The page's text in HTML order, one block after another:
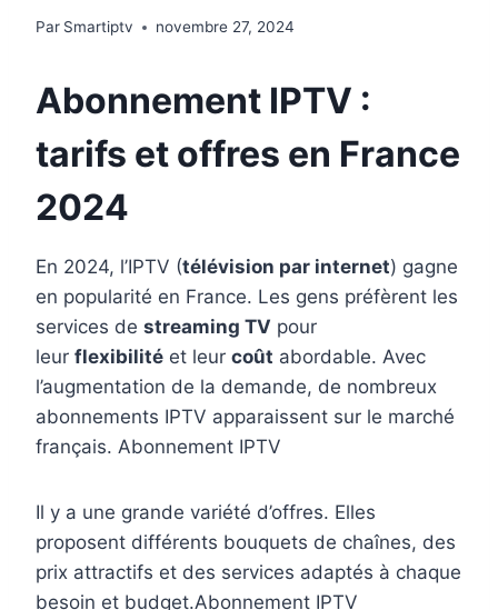
Par Smartiptv novembre 27, 2024
Abonnement IPTV :
tarifs et offres en France
2024
En 2024, l’IPTV (télévision par internet) gagne
en popularité en France. Les gens préfèrent les
services de streaming TV pour
leur flexibilité et leur coût abordable. Avec
l’augmentation de la demande, de nombreux
abonnements IPTV apparaissent sur le marché
français. Abonnement IPTV
Il y a une grande variété d’offres. Elles
proposent différents bouquets de chaînes, des
prix attractifs et des services adaptés à chaque
besoin et budget.Abonnement IPTV